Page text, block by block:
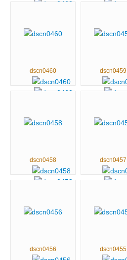
dscn0460 dscn0459
dscn0458 dscn0457
dscn0456 dscn0455